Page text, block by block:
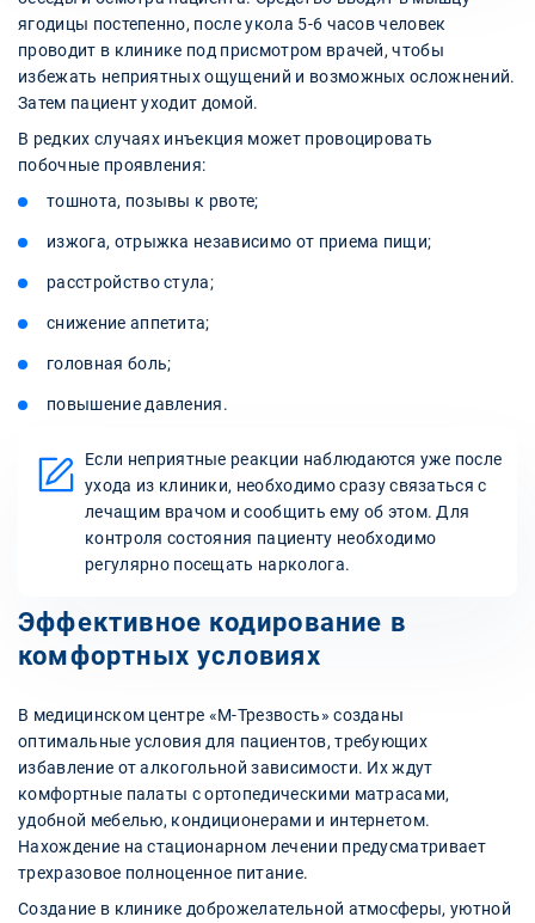
ягодицы постепенно, после укола 5-6 часов человек
проводит в клинике под присмотром врачей, чтобы
избежать неприятных ощущений и возможных осложнений.
Затем пациент уходит домой.
В редких случаях инъекция может провоцировать
побочные проявления:
тошнота, позывы к рвоте;
изжога, отрыжка независимо от приема пищи;
расстройство стула;
снижение аппетита;
головная боль;
повышение давления.
Если неприятные реакции наблюдаются уже после
ухода из клиники, необходимо сразу связаться с
лечащим врачом и сообщить ему об этом. Для
контроля состояния пациенту необходимо
регулярно посещать нарколога.
Эффективное кодирование в
комфортных условиях
В медицинском центре «М-Трезвость» созданы
оптимальные условия для пациентов, требующих
избавление от алкогольной зависимости. Их ждут
комфортные палаты с ортопедическими матрасами,
удобной мебелью, кондиционерами и интернетом.
Нахождение на стационарном лечении предусматривает
трехразовое полноценное питание.
Создание в клинике доброжелательной атмосферы, уютной